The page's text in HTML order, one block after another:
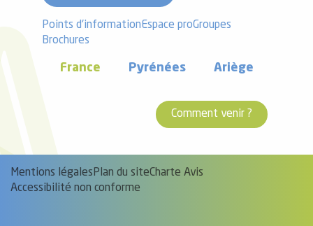
Points d'informationEspace proGroupes
Brochures
France Pyrénées Ariège
Comment venir ?
Mentions légalesPlan du siteCharte Avis
Accessibilité non conforme